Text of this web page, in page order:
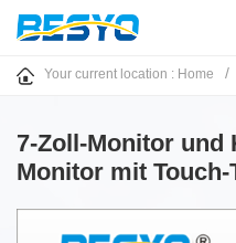
Your current location : Home /
7-Zoll-Monitor und
Monitor mit Touch-